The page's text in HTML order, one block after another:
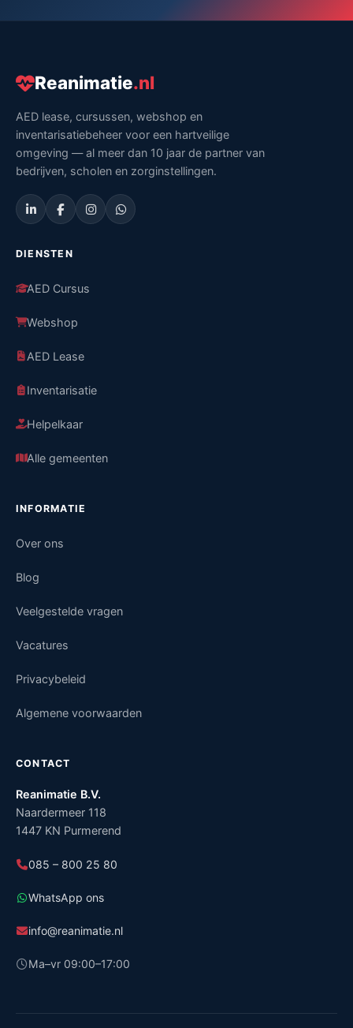
Reanimatie.nl
AED lease, cursussen, webshop en
inventarisatiebeheer voor een hartveilige
omgeving — al meer dan 10 jaar de partner van
bedrijven, scholen en zorginstellingen.
DIENSTEN
AED Cursus
Webshop
AED Lease
Inventarisatie
Helpelkaar
Alle gemeenten
INFORMATIE
Over ons
Blog
Veelgestelde vragen
Vacatures
Privacybeleid
Algemene voorwaarden
CONTACT
Reanimatie B.V.
Naardermeer 118
1447 KN Purmerend
085 – 800 25 80
WhatsApp ons
info@reanimatie.nl
Ma–vr 09:00–17:00